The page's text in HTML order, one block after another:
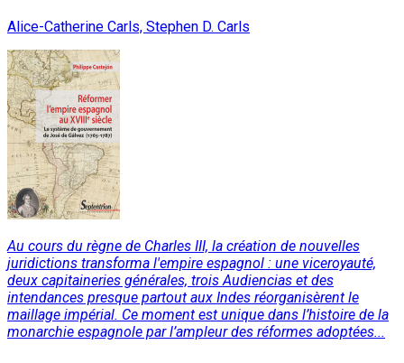
Alice-Catherine Carls, Stephen D. Carls
Au cours du règne de Charles III, la création de nouvelles
juridictions transforma l'empire espagnol : une viceroyauté,
deux capitaineries générales, trois Audiencias et des
intendances presque partout aux Indes réorganisèrent le
maillage impérial. Ce moment est unique dans l’histoire de la
monarchie espagnole par l’ampleur des réformes adoptées...